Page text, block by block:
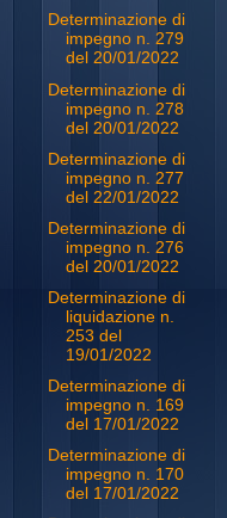
Determinazione di
impegno n. 279
del 20/01/2022
Determinazione di
impegno n. 278
del 20/01/2022
Determinazione di
impegno n. 277
del 22/01/2022
Determinazione di
impegno n. 276
del 20/01/2022
Determinazione di
liquidazione n.
253 del
19/01/2022
Determinazione di
impegno n. 169
del 17/01/2022
Determinazione di
impegno n. 170
del 17/01/2022